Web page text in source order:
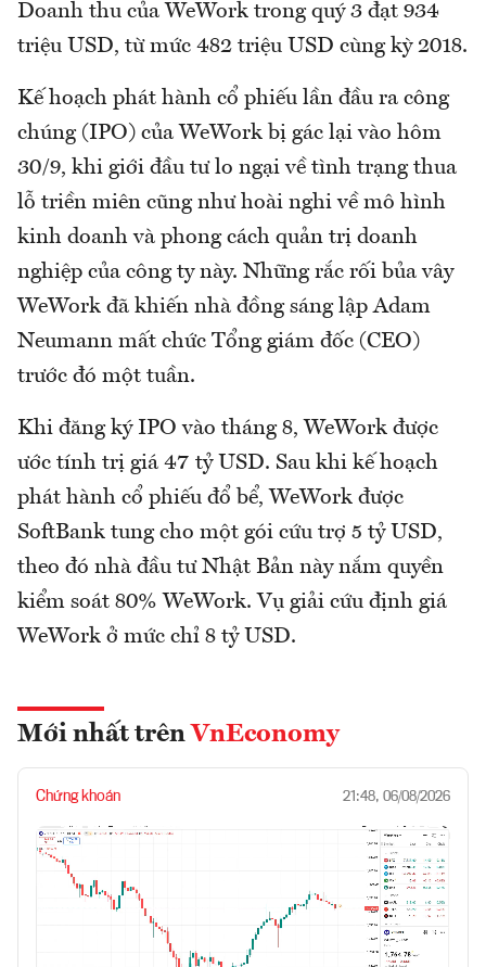
Doanh thu của WeWork trong quý 3 đạt 934
triệu USD, từ mức 482 triệu USD cùng kỳ 2018.
Kế hoạch phát hành cổ phiếu lần đầu ra công
chúng (IPO) của WeWork bị gác lại vào hôm
30/9, khi giới đầu tư lo ngại về tình trạng thua
lỗ triền miên cũng như hoài nghi về mô hình
kinh doanh và phong cách quản trị doanh
nghiệp của công ty này. Những rắc rối bủa vây
WeWork đã khiến nhà đồng sáng lập Adam
Neumann mất chức Tổng giám đốc (CEO)
trước đó một tuần.
Khi đăng ký IPO vào tháng 8, WeWork được
ước tính trị giá 47 tỷ USD. Sau khi kế hoạch
phát hành cổ phiếu đổ bể, WeWork được
SoftBank tung cho một gói cứu trợ 5 tỷ USD,
theo đó nhà đầu tư Nhật Bản này nắm quyền
kiểm soát 80% WeWork. Vụ giải cứu định giá
WeWork ở mức chỉ 8 tỷ USD.
Mới nhất trên VnEconomy
Chứng khoán 21:48, 06/08/2026